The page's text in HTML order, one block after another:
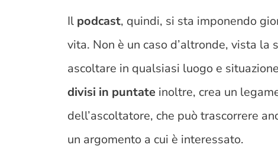
Il podcast, quindi, si sta imponendo
vita. Non è un caso d’altronde, vista la
ascoltare in qualsiasi luogo e
divisi in puntate inoltre, crea un
dell’ascoltatore, che può trascorrere
un argomento a cui è interessato.